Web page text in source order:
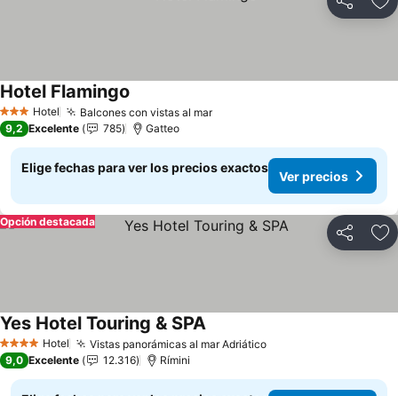
Compartir
3 Estrellas
Hotel Balcones con vistas al marVer precios
Hotel Flamingo
9,2 Excelente 785 Gatteo
Elige fechas para ver los precios exactos
Ver precios
Compartir
Opción destacada
4 EstrellasHotel Vistas panorámicas al mar AdriáticoVer precios
Yes Hotel Touring & SPAVer precios
9,0 Excelente 12.316 Rímini